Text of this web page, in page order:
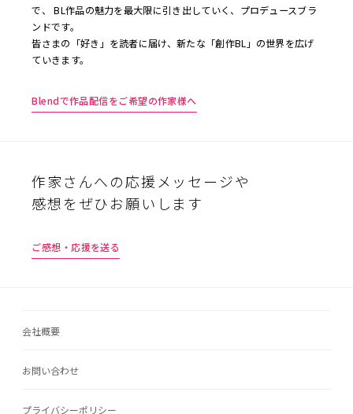
で、 BL作品の魅力を最大限に引き出していく、プロデュースブラ
ンドです。
皆さまの「好き」を読者に届け、新たな「創作BL」の世界を広げ
ていきます。
Blendで作品配信をご希望の作家様へ
作家さんへの応援メッセージや
感想をぜひお願いします
ご感想・応援を送る
会社概要
お問い合わせ
プライバシーポリシー